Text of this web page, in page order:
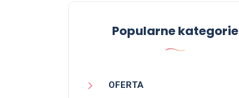
Popularne kategorie
OFERTA